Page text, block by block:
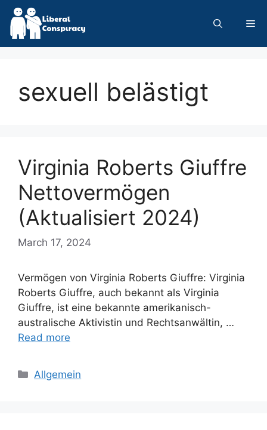
Skip
content
sexuell belästigt
Virginia Roberts Giuffre
Nettovermögen
(Aktualisiert 2024)
March 17, 2024
Vermögen von Virginia Roberts Giuffre: Virginia
Roberts Giuffre, auch bekannt als Virginia
Giuffre, ist eine bekannte amerikanisch-
australische Aktivistin und Rechtsanwältin, …
Read more
Categories
Allgemein